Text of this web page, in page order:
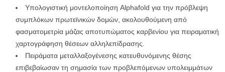
Υπολογιστική μοντελοποίηση Alphafold για την πρόβλεψη
συμπλόκων πρωτεϊνικών δομών, ακολουθούμενη από
φασματομετρία μάζας αποτυπώματος καρβενίου για πειραματική
χαρτογράφηση θέσεων αλληλεπίδρασης.
Πειράματα μεταλλαξογένεσης κατευθυνόμενης θέσης
επιβεβαίωσαν τη σημασία των προβλεπόμενων υπολειμμάτων